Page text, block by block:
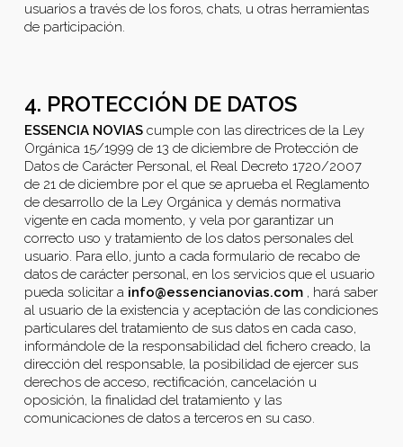
usuarios a través de los foros, chats, u otras herramientas
de participación.
4. PROTECCIÓN DE DATOS
ESSENCIA NOVIAScumple con las directrices de la Ley
Orgánica 15/1999 de 13 de diciembre de Protección de
Datos de Carácter Personal, el Real Decreto 1720/2007
de 21 de diciembre por el que se aprueba el Reglamento
de desarrollo de la Ley Orgánica y demás normativa
vigente en cada momento, y vela por garantizar un
correcto uso y tratamiento de los datos personales del
usuario. Para ello, junto a cada formulario de recabo de
datos de carácter personal, en los servicios que el usuario
pueda solicitar a info@essencianovias.com, hará saber
al usuario de la existencia y aceptación de las condiciones
particulares del tratamiento de sus datos en cada caso,
informándole de la responsabilidad del fichero creado, la
dirección del responsable, la posibilidad de ejercer sus
derechos de acceso, rectificación, cancelación u
oposición, la finalidad del tratamiento y las
comunicaciones de datos a terceros en su caso.